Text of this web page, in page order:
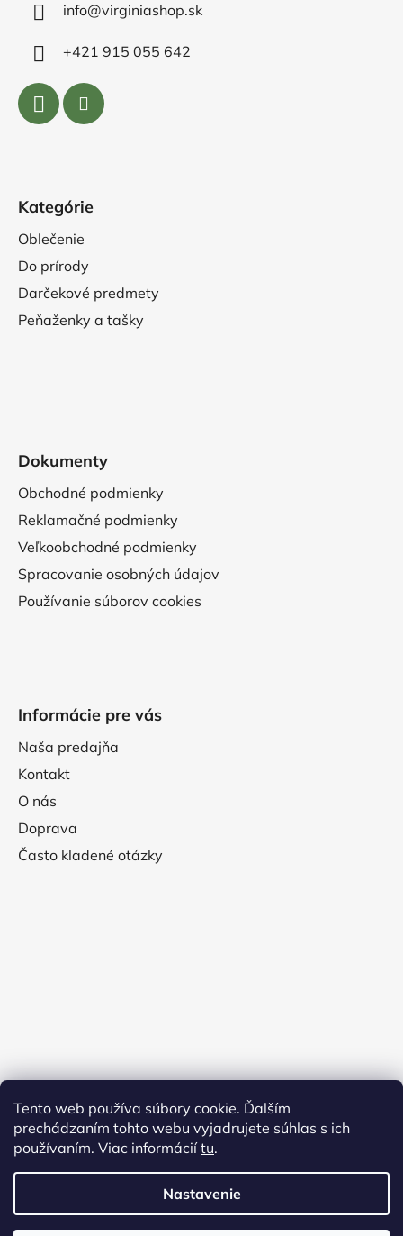
Tento web používa súbory cookie. Ďalším
prechádzaním tohto webu vyjadrujete súhlas s ich
používaním. Viac informáciítu.
Nastavenie
info@virginiashop.sk
+421 915 055 642
Kategórie
Oblečenie
Do prírody
Darčekové predmety
Peňaženky a tašky
Dokumenty
Obchodné podmienky
Reklamačné podmienky
Veľkoobchodné podmienky
Spracovanie osobných údajov
Používanie súborov cookies
Informácie pre vás
Naša predajňa
Kontakt
O nás
Doprava
Často kladené otázky